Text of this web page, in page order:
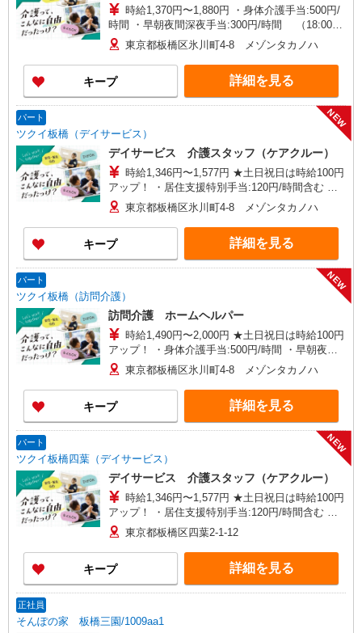
時給1,370円〜1,880円 ・身体介護手当:500円/
時間 ・早朝夜間深夜手当:300円/時間 （18:00〜
翌07:59の時間帯） ・ICT手当:2,000円/月 ・ケア
→ケアの移動時間も賃金（時給）を支給 ※給与幅
は資格・経験等による
東京都板橋区氷川町4-8 メゾンタカノハ
キープ 詳細を見る
パート
ツクイ板橋（デイサービス）
NEW
デイサービス 介護スタッフ（ケアクルー）
時給1,346円〜1,577円 ★土日祝日は時給100円
アップ！ ・居住支援特別手当:120円/時間含む ※
給与幅は資格・経験等による
東京都板橋区氷川町4-8 メゾンタカノハ
キープ 詳細を見る
パート
ツクイ板橋（訪問介護）
NEW
訪問介護 ホームヘルパー
時給1,490円〜2,000円 ★土日祝日は時給100円
アップ！ ・身体介護手当:500円/時間 ・早朝夜間
深夜手当:300円/時間 （18:00〜翌07:59の時間
帯） ・ICT手当:2,000円/月 ・深夜割増は別途支給
・ケア→ケアの移動時間も賃金（時給）を支給 ・
居住支援特別手当:120円/時間含む ※給与幅は資
格・経験等による
東京都板橋区氷川町4-8 メゾンタカノハ
キープ 詳細を見る
パート
ツクイ板橋四葉（デイサービス）
NEW
デイサービス 介護スタッフ（ケアクルー）
時給1,346円〜1,577円 ★土日祝日は時給100円
アップ！ ・居住支援特別手当:120円/時間含む ※
給与幅は資格・経験等による
東京都板橋区四葉2-1-12
キープ 詳細を見る
正社員
そんぽの家 板橋三園/1009aa1